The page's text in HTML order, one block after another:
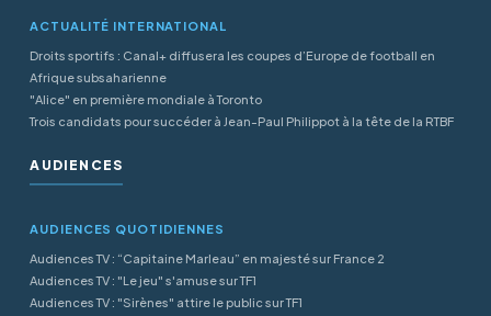
ACTUALITÉ INTERNATIONAL
Droits sportifs : Canal+ diffusera les coupes d’Europe de football en
Afrique subsaharienne
"Alice" en première mondiale à Toronto
Trois candidats pour succéder à Jean-Paul Philippot à la tête de la RTBF
AUDIENCES
AUDIENCES QUOTIDIENNES
Audiences TV : “Capitaine Marleau” en majesté sur France 2
Audiences TV : "Le jeu" s'amuse sur TF1
Audiences TV : "Sirènes" attire le public sur TF1